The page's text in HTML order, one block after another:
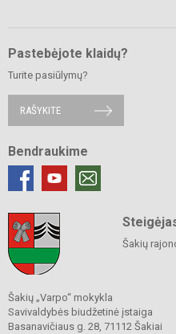
Pastebėjote klaidų?
Turite pasiūlymų?
RAŠYKITE
Bendraukime
Šakių
Šakių „Varpo“ mokykla
Savivaldybės biudžetinė įstaiga
Basanavičiaus g. 28, 71112 Šakiai